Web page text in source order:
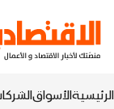
الرئيسيةالأسواق